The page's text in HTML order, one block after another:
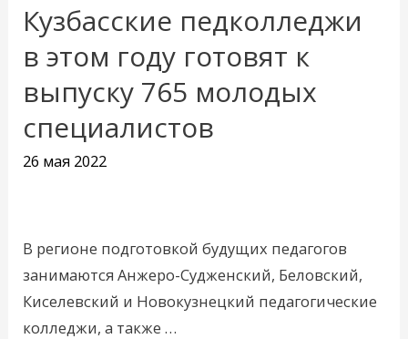
Кузбасские педколледжи
в этом году готовят к
выпуску 765 молодых
специалистов
26 мая 2022
В регионе подготовкой будущих педагогов
занимаются Анжеро-Судженский, Беловский,
Киселевский и Новокузнецкий педагогические
колледжи, а также …
Кузбасские
педколледжи
в
этом
году
к
молодых
специалистов